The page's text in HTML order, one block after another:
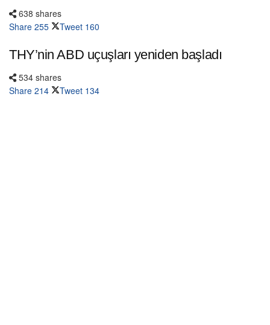
638 shares
Share 255 Tweet 160
THY’nin ABD uçuşları yeniden başladı
534 shares
Share 214 Tweet 134